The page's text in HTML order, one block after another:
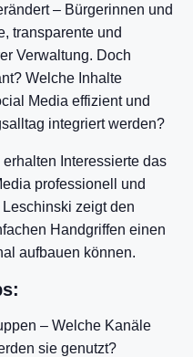
– Bürgerinnen und
transparente und
Verwaltung. Doch
Welche Inhalte
Media effizient und
integriert werden?
Interessierte das
professionell und
zeigt den
Handgriffen einen
aufbauen können.
– Welche Kanäle
sie genutzt?